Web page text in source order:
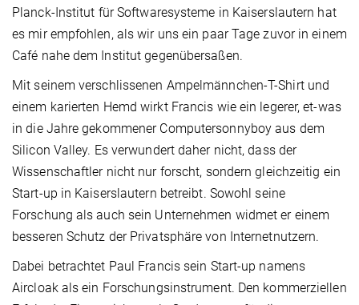
Planck-Institut für Softwaresysteme in Kaiserslautern hat
es mir empfohlen, als wir uns ein paar Tage zuvor in einem
Café nahe dem Institut gegenübersaßen.
Mit seinem verschlissenen Ampelmännchen-T-Shirt und
einem karierten Hemd wirkt Francis wie ein legerer, et-was
in die Jahre gekommener Computersonnyboy aus dem
Silicon Valley. Es verwundert daher nicht, dass der
Wissenschaftler nicht nur forscht, sondern gleichzeitig ein
Start-up in Kaiserslautern betreibt. Sowohl seine
Forschung als auch sein Unternehmen widmet er einem
besseren Schutz der Privatsphäre von Internetnutzern.
Dabei betrachtet Paul Francis sein Start-up namens
Aircloak als ein Forschungsinstrument. Den kommerziellen